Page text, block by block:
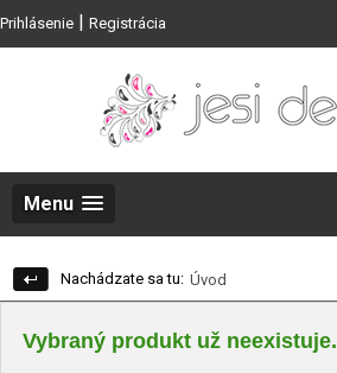
Prihlásenie | Registrácia
Menu
Nachádzate sa tu: Úvod
Vybraný produkt už neexistuje.